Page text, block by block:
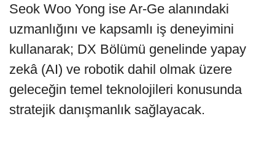
Seok Woo Yong ise Ar-Ge alanındaki
uzmanlığını ve kapsamlı iş deneyimini
kullanarak; DX Bölümü genelinde yapay
zekâ (AI) ve robotik dahil olmak üzere
geleceğin temel teknolojileri konusunda
stratejik danışmanlık sağlayacak.